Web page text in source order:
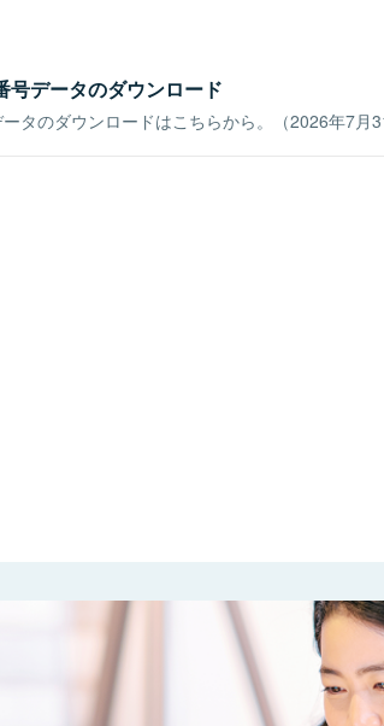
号データのダウンロード
タのダウンロードはこちらから。（2026年7月